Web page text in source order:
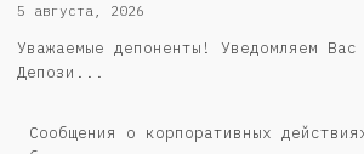
5 августа, 2026
Уважаемые депоненты! Уведомляем
Депози...
Сообщения о корпоративных